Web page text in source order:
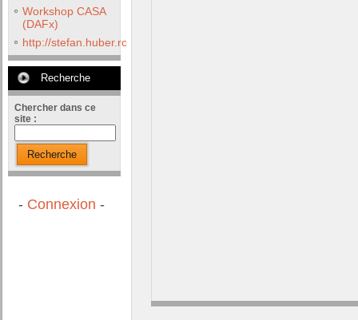
Workshop CASA
(DAFx)
http://stefan.huber.rocks/phd/tests/VoCoX2F/
Recherche
Chercher dans ce
site :
Recherche
- Connexion -